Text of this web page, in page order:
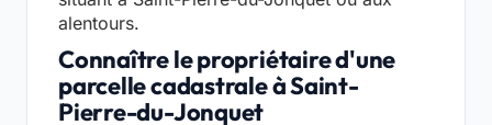
alentours.
Connaître le propriétaire d'une
parcelle cadastrale à Saint-
Pierre-du-Jonquet